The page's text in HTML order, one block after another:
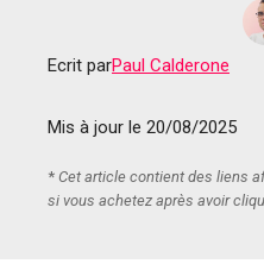
Ecrit parPaul Calderone
Mis à jour le 20/08/2025
* Cet article contient des liens
si vous achetez après avoir